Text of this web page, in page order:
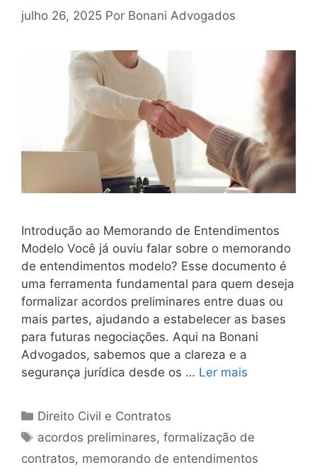
julho 26, 2025 Por Bonani Advogados
Introdução ao Memorando de Entendimentos
Modelo Você já ouviu falar sobre o memorando
de entendimentos modelo? Esse documento é
uma ferramenta fundamental para quem deseja
formalizar acordos preliminares entre duas ou
mais partes, ajudando a estabelecer as bases
para futuras negociações. Aqui na Bonani
Advogados, sabemos que a clareza e a
segurança jurídica desde os … Ler mais
Categorias
Direito Civil e Contratos
Tags
acordos preliminares,formalização de
contratos, memorando de entendimentos